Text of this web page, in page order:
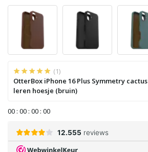
(1)
OtterBox iPhone 16 Plus Symmetry cactus
leren hoesje (bruin)
00 : 00 : 00 : 00